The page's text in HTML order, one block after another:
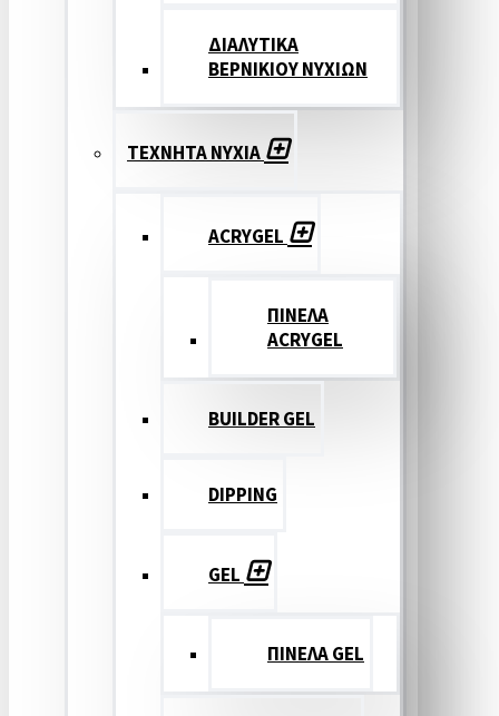
ΔΙΑΛΥΤΙΚΑ
ΒΕΡΝΙΚΙΟΥ ΝΥΧΙΩΝ
ΤΕΧΝΗΤΑ ΝΥΧΙΑ
ACRYGEL
ΠΙΝΕΛΑ
ACRYGEL
BUILDER GEL
DIPPING
GEL
ΠΙΝΕΛΑ GEL